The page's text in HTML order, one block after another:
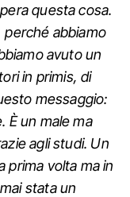
questa cosa.
perché abbiamo
avuto un
in primis, di
messaggio:
È un male ma
agli studi. Un
prima volta ma in
stata un